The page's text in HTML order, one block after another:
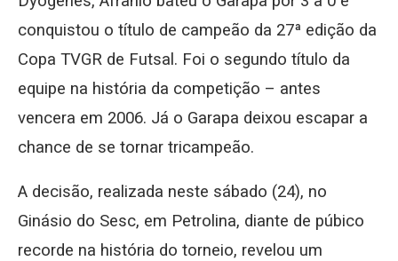
conquistou o título de campeão da 27ª edição da
Copa TVGR de Futsal. Foi o segundo título da
equipe na história da competição – antes
vencera em 2006. Já o Garapa deixou escapar a
chance de se tornar tricampeão.
A decisão, realizada neste sábado (24), no
Ginásio do Sesc, em Petrolina, diante de púbico
recorde na história do torneio, revelou um